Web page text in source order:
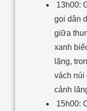
13h00:
gọi dân
giữa
xanh
lặng,
vách núi
cảnh
15h00: